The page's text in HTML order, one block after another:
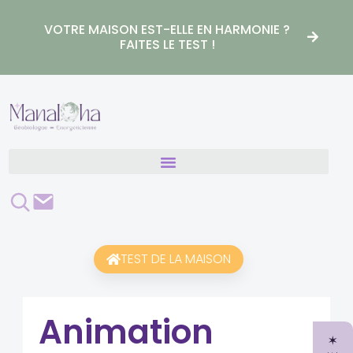
VOTRE MAISON EST-ELLE EN HARMONIE ?
FAITES LE TEST !
Rechercher
Contact
TEST DE LA MAISON
Animation